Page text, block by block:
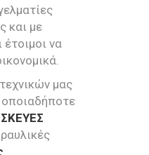
και με
έτοιμοι να
μας